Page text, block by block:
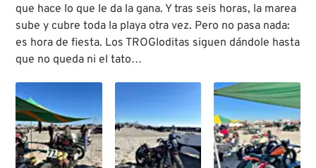
que hace lo que le da la gana. Y tras seis horas, la marea
sube y cubre toda la playa otra vez. Pero no pasa nada:
es hora de fiesta. Los TROGloditas siguen dándole hasta
que no queda ni el tato…